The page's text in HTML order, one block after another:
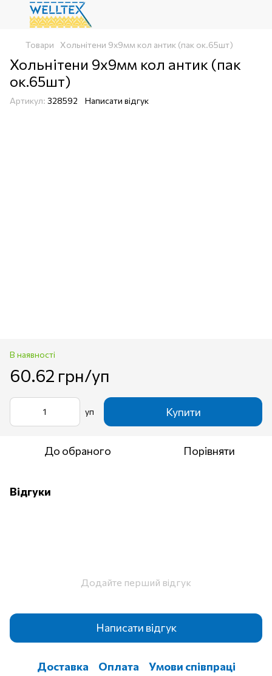
Товари Хольнітени 9х9мм кол антик (пак ок.65шт)
Хольнітени 9х9мм кол антик (пак
ок.65шт)
Артикул: 328592 Написати відгук
В наявності
60.62 грн/уп
уп Купити
До обраного Порівняти
Відгуки
Додайте перший відгук
Написати відгук
Доставка Оплата Умови співпраці